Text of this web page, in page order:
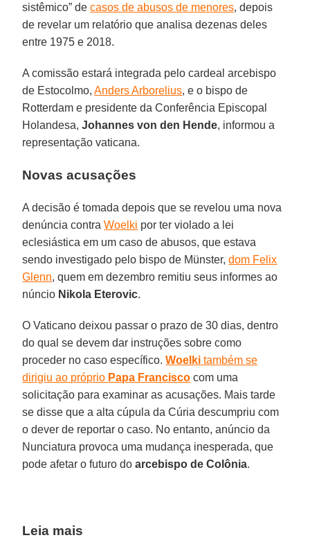
sistêmico” decasos de abusos de menores, depois
de revelar um relatório que analisa dezenas deles
entre 1975 e 2018.
A comissão estará integrada pelo cardeal arcebispo
de Estocolmo,Anders Arborelius, e o bispo de
Rotterdam e presidente da Conferência Episcopal
Holandesa,Johannes von den Hende, informou a
representação vaticana.
Novas acusações
A decisão é tomada depois que se revelou uma nova
denúncia contraWoelki por ter violado a lei
eclesiástica em um caso de abusos, que estava
sendo investigado pelo bispo de Münster,dom Felix
Glenn, quem em dezembro remitiu seus informes ao
núncio Nikola Eterovic.
O Vaticano deixou passar o prazo de 30 dias, dentro
do qual se devem dar instruções sobre como
proceder no caso específico.Woelki também se
dirigiu ao próprio Papa Francisco com uma
solicitação para examinar as acusações. Mais tarde
se disse que a alta cúpula da Cúria descumpriu com
o dever de reportar o caso. No entanto, anúncio da
Nunciatura provoca uma mudança inesperada, que
pode afetar o futuro doarcebispo de Colônia.
Leia mais